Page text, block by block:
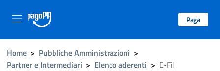
Paga
Home > Pubbliche Amministrazioni >
Partner e Intermediari > Elenco aderenti > E-Fil